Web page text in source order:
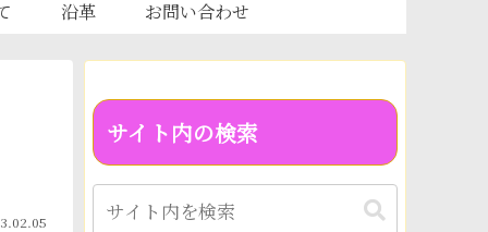
沿革 お問い合わせ
サイト内の検索